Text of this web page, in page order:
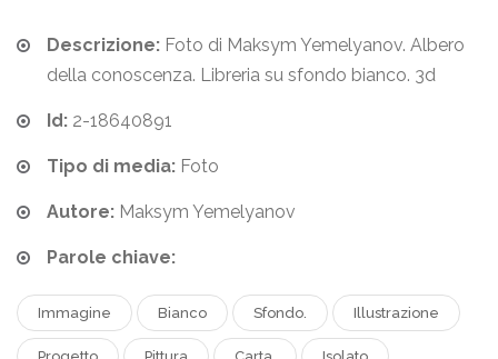
Descrizione: Foto di Maksym Yemelyanov. Albero
della conoscenza. Libreria su sfondo bianco. 3d
Id: 2-18640891
Tipo di media: Foto
Autore: Maksym Yemelyanov
Parole chiave:
Immagine Bianco Sfondo. Illustrazione